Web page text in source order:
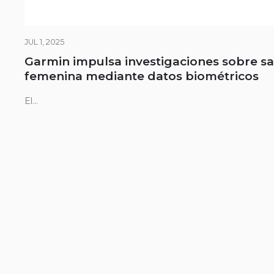
JUL 1, 2025
Garmin impulsa investigaciones sobre
femenina mediante datos biométricos
El...